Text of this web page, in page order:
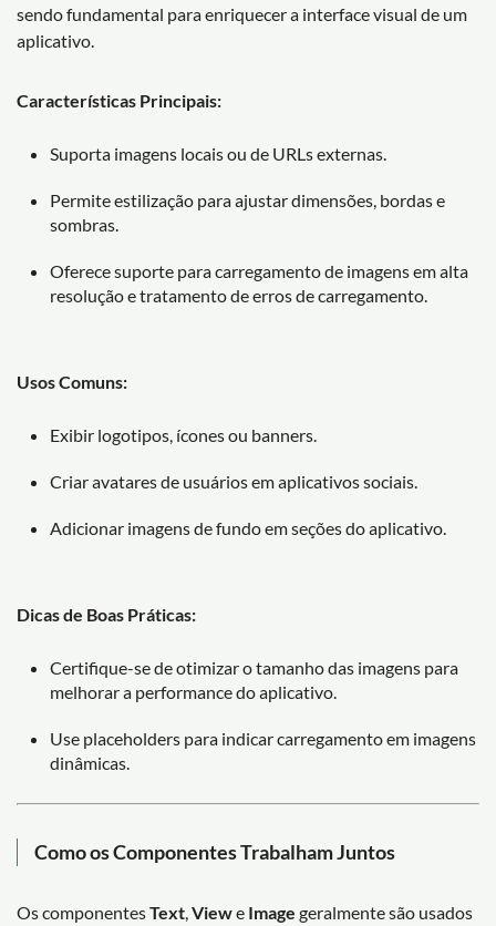
sendo fundamental para enriquecer a interface visual de um
aplicativo.
Características Principais:
Suporta imagens locais ou de URLs externas.
Permite estilização para ajustar dimensões, bordas e
sombras.
Oferece suporte para carregamento de imagens em alta
resolução e tratamento de erros de carregamento.
Usos Comuns:
Exibir logotipos, ícones ou banners.
Criar avatares de usuários em aplicativos sociais.
Adicionar imagens de fundo em seções do aplicativo.
Dicas de Boas Práticas:
Certifique-se de otimizar o tamanho das imagens para
melhorar a performance do aplicativo.
Use placeholders para indicar carregamento em imagens
dinâmicas.
Como os Componentes Trabalham Juntos
Os componentesText Viewe Image geralmente são usados